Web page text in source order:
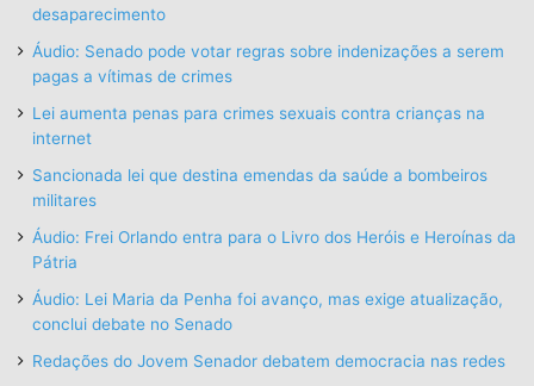
desaparecimento
Áudio: Senado pode votar regras sobre indenizações a serem
pagas a vítimas de crimes
Lei aumenta penas para crimes sexuais contra crianças na
internet
Sancionada lei que destina emendas da saúde a bombeiros
militares
Áudio: Frei Orlando entra para o Livro dos Heróis e Heroínas da
Pátria
Áudio: Lei Maria da Penha foi avanço, mas exige atualização,
conclui debate no Senado
Redações do Jovem Senador debatem democracia nas redes